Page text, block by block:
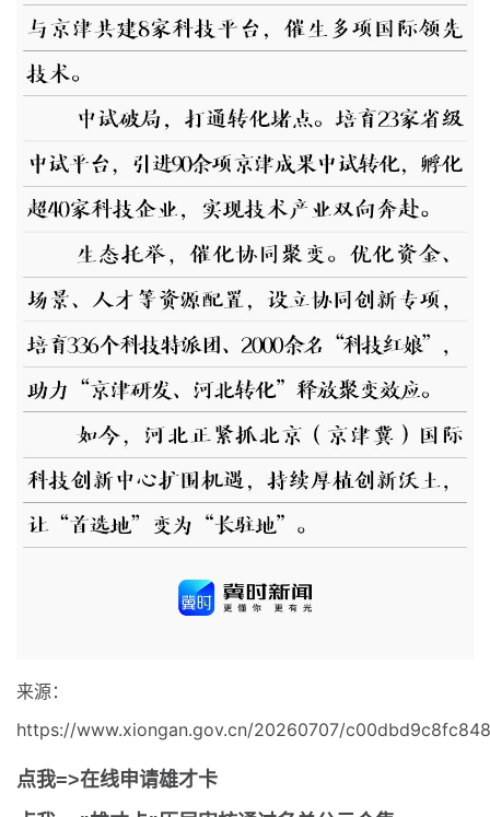
来源：
https://www.xiongan.gov.cn/20260707/
点我=>在线申请雄才卡